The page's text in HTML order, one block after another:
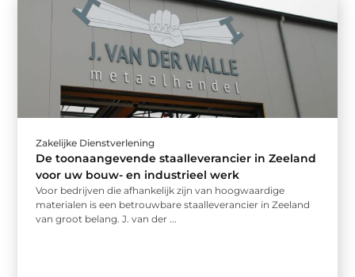
Zakelijke Dienstverlening
De toonaangevende staalleverancier in Zeeland
voor uw bouw- en industrieel werk
Voor bedrijven die afhankelijk zijn van hoogwaardige
materialen is een betrouwbare staalleverancier in Zeeland
van groot belang. J. van der ...